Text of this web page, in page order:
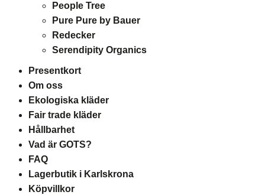
People Tree
Pure Pure by Bauer
Redecker
Serendipity Organics
Presentkort
Om oss
Ekologiska kläder
Fair trade kläder
Hållbarhet
Vad är GOTS?
FAQ
Lagerbutik i Karlskrona
Köpvillkor